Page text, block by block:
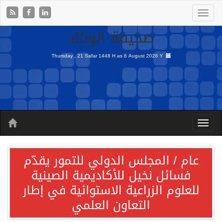
صحيفة الوكاد
Thursday , 21 Safar 1448 H as6 August 2026 Y
عام / المجلس الدولي للتمور يقدّم
فسائل نخيل للأكاديمية الصينية
للعلوم الزراعية الاستوائية في إطار
التعاون العلمي